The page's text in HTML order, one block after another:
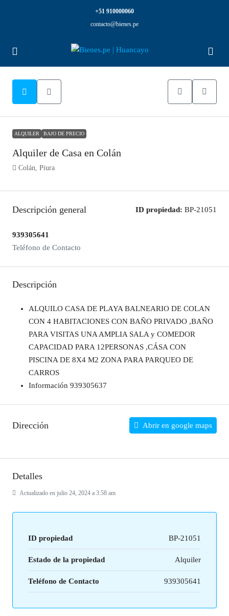
+51 910000060
contacto@bienes.pe
ALQUILER BAJO DE PRECIO
Alquiler de Casa en Colán
Colán, Piura
Descripción general ID propiedad: BP-21051
939305641
Teléfono de Contacto
Descripción
ALQUILO CASA DE PLAYA BALNEARIO DE COLAN
CON 4 HABITACIONES CON BAÑO PRIVADO ,BAÑO
PARA VISITAS UNA AMPLIA SALA y COMEDOR
CAPACIDAD PARA 12PERSONAS ,CÁSA CON
PISCINA DE 8X4 M2 ZONA PARA PARQUEO DE
CARROS
Información 939305637
Dirección Abrir en google maps
Detalles
Actualizado en julio 24, 2024 a 3:58 am
ID propiedad BP-21051
Estado de la propiedad Alquiler
Teléfono de Contacto 939305641